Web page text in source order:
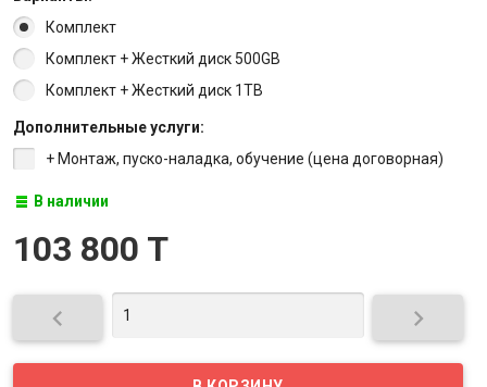
Комплект
Комплект + Жесткий диск 500GB
Комплект + Жесткий диск 1TB
Дополнительные услуги:
+ Монтаж, пуско-наладка, обучение (цена договорная)
В наличии
103 800 T
 